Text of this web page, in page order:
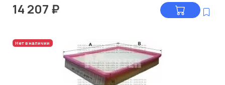
14 207 ₽
Нет в наличии